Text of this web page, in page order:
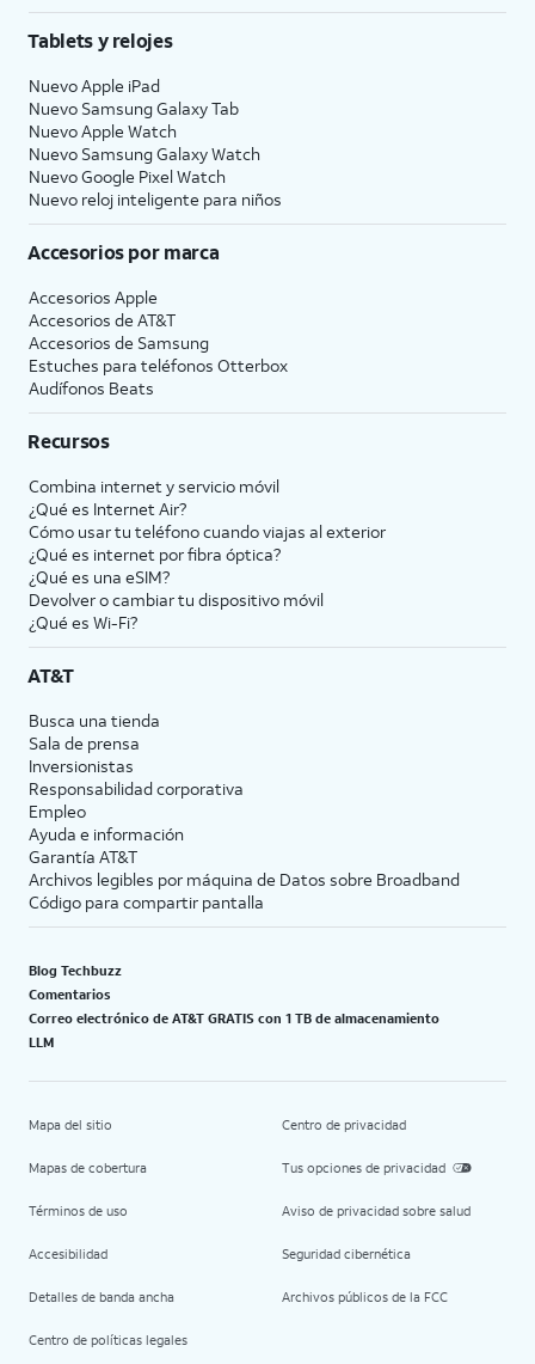
Tablets y relojes
Nuevo Apple iPad
Nuevo Samsung Galaxy Tab
Nuevo Apple Watch
Nuevo Samsung Galaxy Watch
Nuevo Google Pixel Watch
Nuevo reloj inteligente para niños
Accesorios por marca
Accesorios Apple
Accesorios de AT&T
Accesorios de Samsung
Estuches para teléfonos Otterbox
Audífonos Beats
Recursos
Combina internet y servicio móvil
¿Qué es Internet Air?
Cómo usar tu teléfono cuando viajas al exterior
¿Qué es internet por fibra óptica?
¿Qué es una eSIM?
Devolver o cambiar tu dispositivo móvil
¿Qué es Wi-Fi?
AT&T
Busca una tienda
Sala de prensa
Inversionistas
Responsabilidad corporativa
Empleo
Ayuda e información
Garantía AT&T
Archivos legibles por máquina de Datos sobre Broadband
Código para compartir pantalla
Blog Techbuzz
Comentarios
Correo electrónico de AT&T GRATIS con 1 TB de almacenamiento
LLM
Mapa del sitio
Mapas de cobertura
Términos de uso
Accesibilidad
Detalles de banda ancha
Centro de políticas legales
Centro de privacidad
Tus opciones de privacidad
Aviso de privacidad sobre salud
Seguridad cibernética
Archivos públicos de la FCC